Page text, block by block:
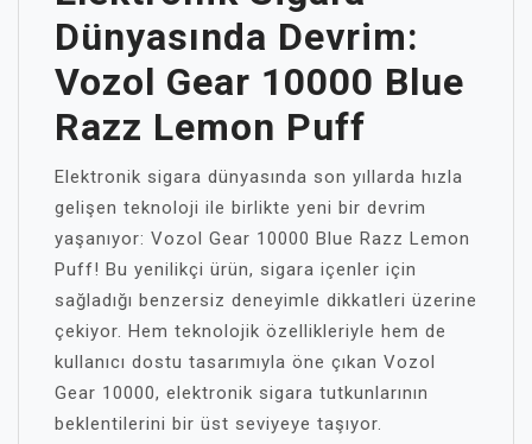
Dünyasında Devrim:
Vozol Gear 10000 Blue
Razz Lemon Puff
Elektronik sigara dünyasında son yıllarda hızla
gelişen teknoloji ile birlikte yeni bir devrim
yaşanıyor: Vozol Gear 10000 Blue Razz Lemon
Puff! Bu yenilikçi ürün, sigara içenler için
sağladığı benzersiz deneyimle dikkatleri üzerine
çekiyor. Hem teknolojik özellikleriyle hem de
kullanıcı dostu tasarımıyla öne çıkan Vozol
Gear 10000, elektronik sigara tutkunlarının
beklentilerini bir üst seviyeye taşıyor.